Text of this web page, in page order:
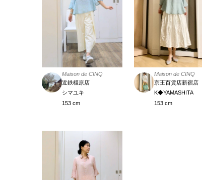
Maison de CINQ
近鉄橿原店
シマユキ
153 cm
Maison de CINQ
京王百貨店新宿店
K◆YAMASHITA
153 cm